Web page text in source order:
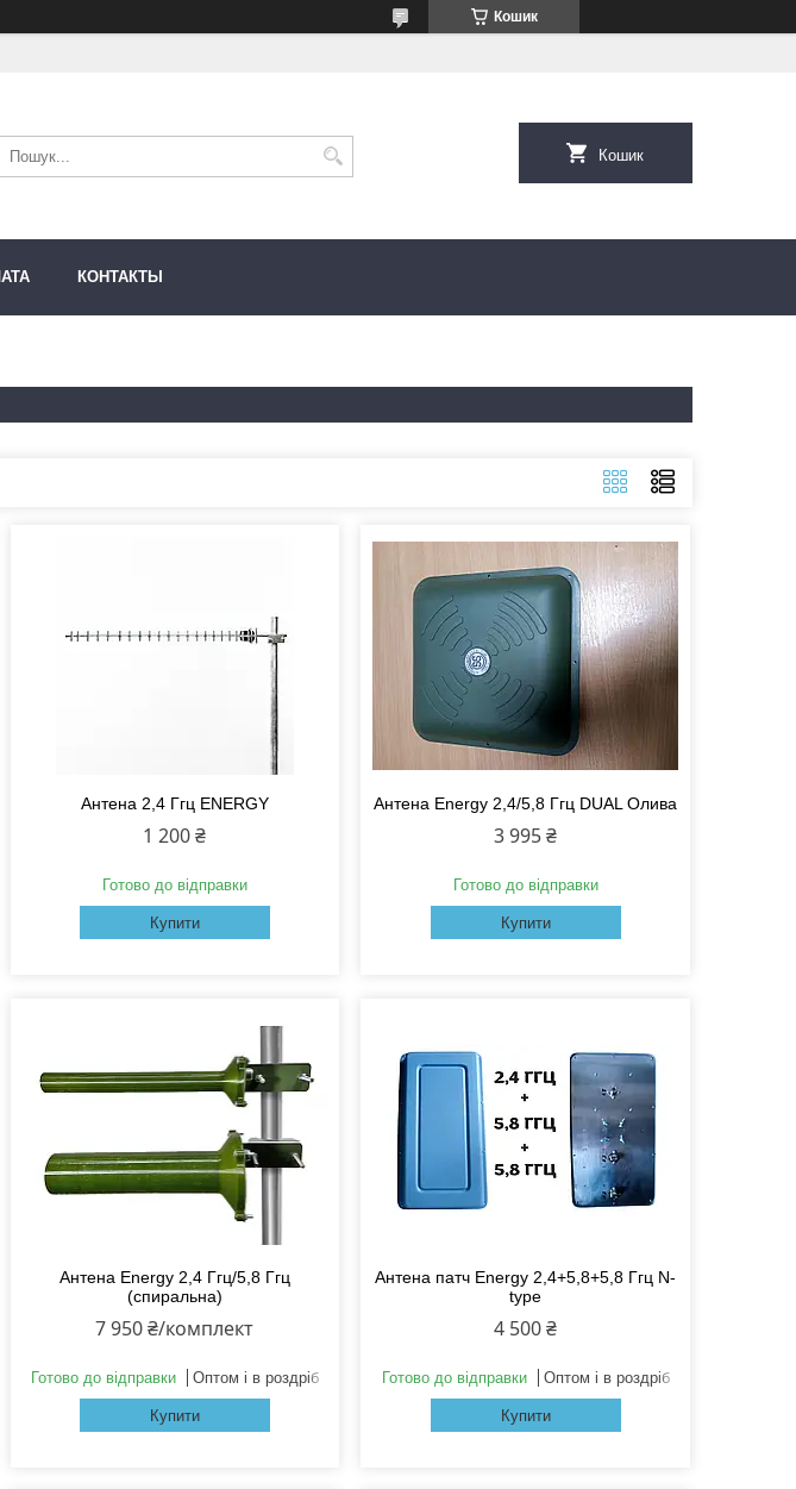
Кошик
Кошик
КОНТАКТЫ
Антена 2,4 Ггц ENERGY
1 200 ₴
Готово до відправки
Купити
Антена Energy 2,4/5,8 Ггц DUAL Олива
3 995 ₴
Готово до відправки
Купити
Антена Energy 2,4 Ггц/5,8 Ггц
(спиральна)
7 950 ₴/комплект
Готово до відправки Оптом і в роздріб
Купити
Антена патч Energy 2,4+5,8+5,8 Ггц N-
type
4 500 ₴
Готово до відправки Оптом і в роздріб
Купити